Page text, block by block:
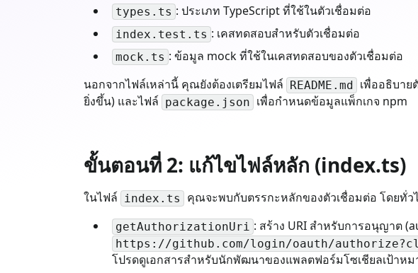
types.ts : ประเภท TypeScript ที่ใช้ในตัวเชื่อมต่อ
index.test.ts : เคสทดสอบสำหรับตัวเชื่อมต่อ
mock.ts : ข้อมูล mock ที่ใช้ในเคสทดสอบของตัวเชื่อมต่อ
นอกจากไฟล์เหล่านี้ คุณยังต้องเตรียมไฟล์ README.md เพื่ออธิบาย
ยิ่งขึ้น) และไฟล์ package.json เพื่อกำหนดข้อมูลแพ็กเกจ npm
ขั้นตอนที่ 2: แก้ไขไฟล์หลัก (index.ts)
ในไฟล์ index.ts คุณจะพบกับตรรกะหลักของตัวเชื่อมต่อ โดยทั่
getAuthorizationUri : สร้าง URI สำหรับการอนุญาต
https://github.com/login/oauth/
โปรดดูเอกสารสำหรับนักพัฒนาของแพลตฟอร์มโซเชียลเป้าห